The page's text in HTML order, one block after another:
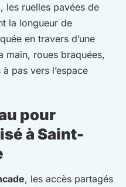
, les ruelles pavées de
la longueur de
en travers d’une
main, roues braquées,
pas vers l’espace
pour
à Saint-
, les accès partagés